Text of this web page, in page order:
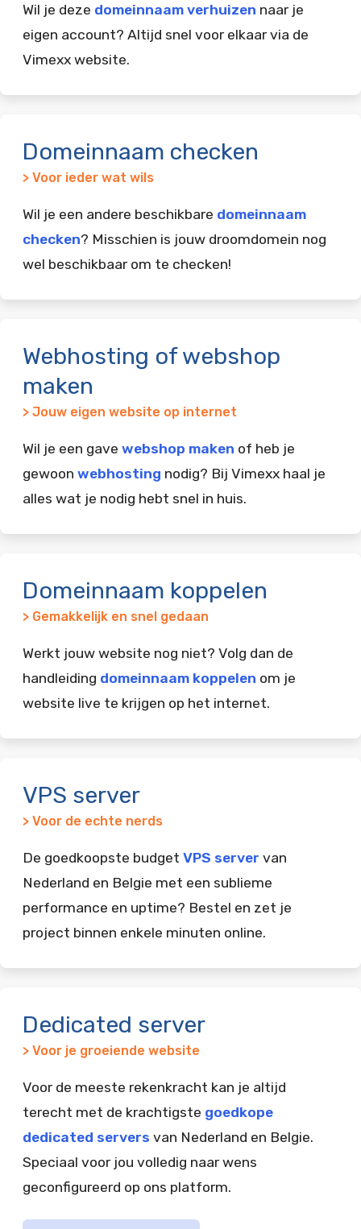
Wil je deze domeinnaam verhuizen naar je
eigen account? Altijd snel voor elkaar via de
Vimexx website.
Domeinnaam checken
> Voor ieder wat wils
Wil je een andere beschikbare domeinnaam
checken? Misschien is jouw droomdomein nog
wel beschikbaar om te checken!
Webhosting of webshop
maken
> Jouw eigen website op internet
Wil je een gave webshop maken of heb je
gewoon webhosting nodig? Bij Vimexx haal je
alles wat je nodig hebt snel in huis.
Domeinnaam koppelen
> Gemakkelijk en snel gedaan
Werkt jouw website nog niet? Volg dan de
handleiding domeinnaam koppelen om je
website live te krijgen op het internet.
VPS server
> Voor de echte nerds
De goedkoopste budget VPS server van
Nederland en Belgie met een sublieme
performance en uptime? Bestel en zet je
project binnen enkele minuten online.
Dedicated server
> Voor je groeiende website
Voor de meeste rekenkracht kan je altijd
terecht met de krachtigste goedkope
dedicated servers van Nederland en Belgie.
Speciaal voor jou volledig naar wens
geconfigureerd op ons platform.